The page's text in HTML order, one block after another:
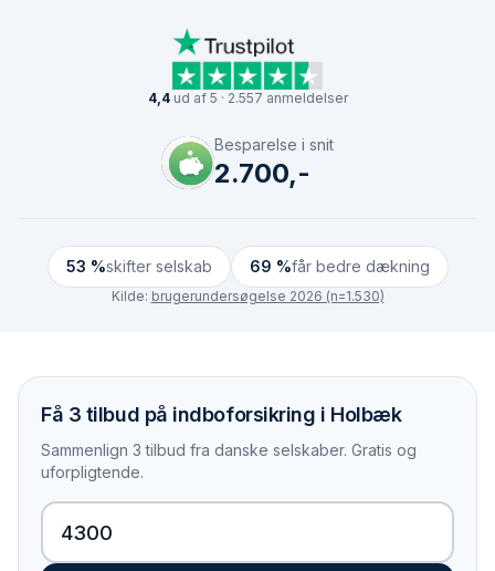
4,4ud af 5 · 2.557 anmeldelser
Besparelse i snit
2.700,-
53 %skifter selskab 69 %får bedre dækning
Kilde: brugerundersøgelse 2026 (n=1.530)
Få 3 tilbud på indboforsikring i Holbæk
Sammenlign 3 tilbud fra danske selskaber. Gratis og
uforpligtende.